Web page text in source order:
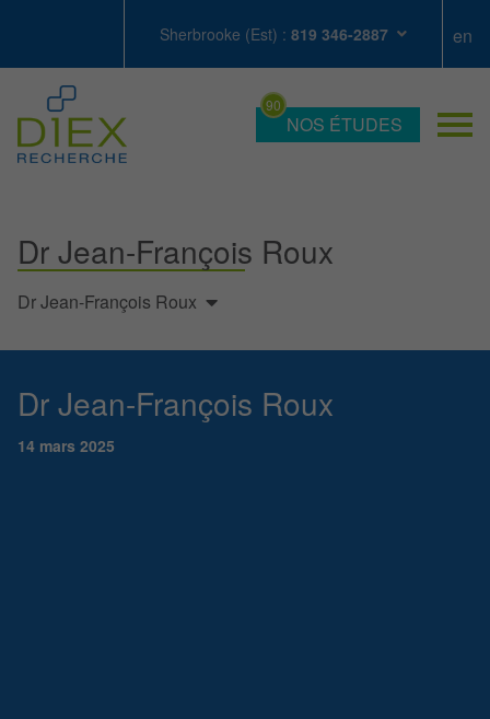
Sherbrooke (Est) : 819 346-2887
NOS ÉTUDES
Dr Jean-François Roux
Dr Jean-François Roux
Dr Jean-François Roux
14 mars 2025